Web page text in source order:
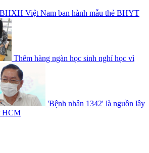
BHXH Việt Nam ban hành mẫu thẻ BHYT
Thêm hàng ngàn học sinh nghỉ học vì
'Bệnh nhân 1342' là nguồn lây
HCM